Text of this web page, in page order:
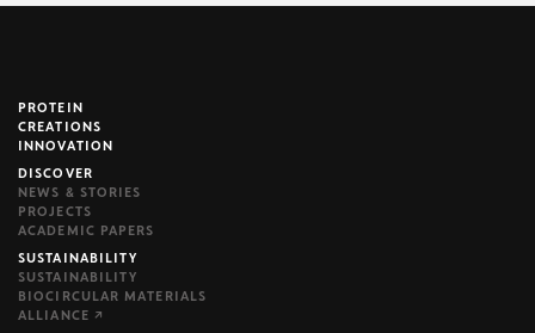
brijr/components
PROTEIN
CREATIONS
INNOVATION
DISCOVER
NEWS & STORIES
PROJECTS
ACADEMIC PAPERS
SUSTAINABILITY
SUSTAINABILITY
BIOCIRCULAR MATERIALS
ALLIANCE ↗